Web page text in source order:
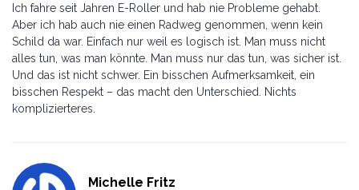
Ich fahre seit Jahren E-Roller und hab nie Probleme gehabt.
Aber ich hab auch nie einen Radweg genommen, wenn kein
Schild da war. Einfach nur weil es logisch ist. Man muss nicht
alles tun, was man könnte. Man muss nur das tun, was sicher ist.
Und das ist nicht schwer. Ein bisschen Aufmerksamkeit, ein
bisschen Respekt – das macht den Unterschied. Nichts
komplizierteres.
Michelle Fritz